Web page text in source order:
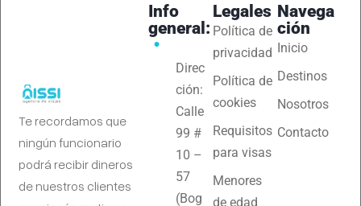
Te recordamos que
ningún funcionario
podrá recibir dineros
de nuestros clientes
Navega
ción
Inicio
Destinos
Nosotros
Contacto
Legales
Política de
privacidad
Política de
cookies
Requisitos
para visas
Menores
de edad
Info
general:
Direc
ción:
Calle
99 #
10 –
57
(Bog